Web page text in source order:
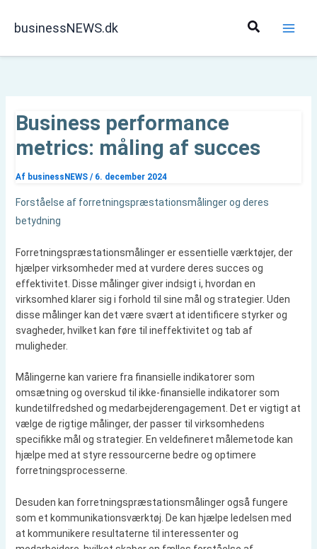
businessNEWS.dk Søg
Business performance
metrics: måling af succes
Af businessNEWS / 6. december 2024
Forståelse af forretningspræstationsmålinger og deres
betydning
Forretningspræstationsmålinger er essentielle værktøjer, der
hjælper virksomheder med at vurdere deres succes og
effektivitet. Disse målinger giver indsigt i, hvordan en
virksomhed klarer sig i forhold til sine mål og strategier. Uden
disse målinger kan det være svært at identificere styrker og
svagheder, hvilket kan føre til ineffektivitet og tab af
muligheder.
Målingerne kan variere fra finansielle indikatorer som
omsætning og overskud til ikke-finansielle indikatorer som
kundetilfredshed og medarbejderengagement. Det er vigtigt at
vælge de rigtige målinger, der passer til virksomhedens
specifikke mål og strategier. En veldefineret målemetode kan
hjælpe med at styre ressourcerne bedre og optimere
forretningsprocesserne.
Desuden kan forretningspræstationsmålinger også fungere
som et kommunikationsværktøj. De kan hjælpe ledelsen med
at kommunikere resultaterne til interessenter og